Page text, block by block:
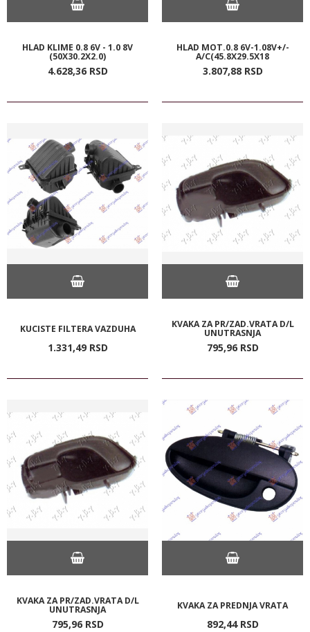
HLAD KLIME 0.8 6V - 1.0 8V
(50X30.2X2.0)
4.628,36 RSD
HLAD MOT.0.8 6V-1.08V+/-
A/C(45.8X29.5X18
3.807,88 RSD
KUCISTE FILTERA VAZDUHA
1.331,49 RSD
KVAKA ZA PR/ZAD.VRATA D/L
UNUTRASNJA
795,96 RSD
KVAKA ZA PR/ZAD.VRATA D/L
UNUTRASNJA
795,96 RSD
KVAKA ZA PREDNJA VRATA
892,44 RSD